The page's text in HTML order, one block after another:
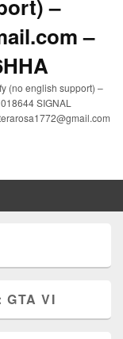
–
–
(no english support) –
SIGNAL
GTA VI